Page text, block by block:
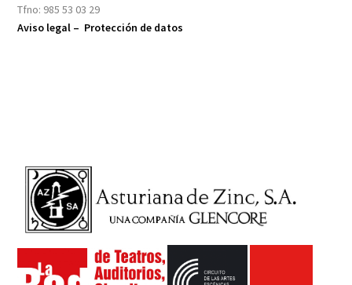
Tfno: 985 53 03 29
Aviso legal – Protección de datos